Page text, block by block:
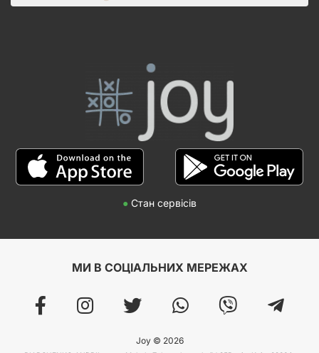
● Стан сервісів
МИ В СОЦІАЛЬНИХ МЕРЕЖАХ
Joy © 2026